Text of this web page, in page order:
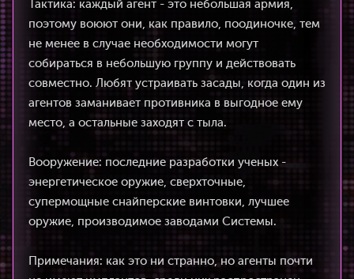
Тактика: каждый агент - это небольшая армия,
поэтому воюют они, как правило, поодиночке, тем
не менее в случае необходимости могут
собираться в небольшую группу и действовать
совместно. Любят устраивать засады, когда один из
агентов заманивает противника в выгодное ему
место, а остальные заходят с тыла.
Вооружение: последние разработки ученых -
энергетическое оружие, сверхточные,
супермощные снайперские винтовки, лучшее
оружие, производимое заводами Системы.
Примечания: как это ни странно, но агенты почти